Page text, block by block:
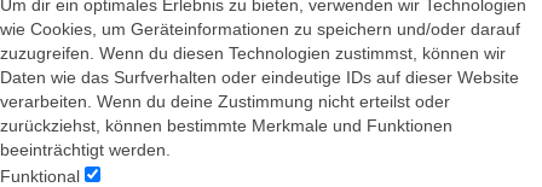
Um dir ein optimales Erlebnis zu bieten, verwenden wir Technologien
wie Cookies, um Geräteinformationen zu speichern und/oder darauf
zuzugreifen. Wenn du diesen Technologien zustimmst, können wir
Daten wie das Surfverhalten oder eindeutige IDs auf dieser Website
verarbeiten. Wenn du deine Zustimmung nicht erteilst oder
zurückziehst, können bestimmte Merkmale und Funktionen
beeinträchtigt werden.
Funktional